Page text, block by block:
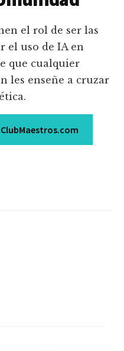
el rol de ser las
el uso de IA en
que cualquier
les enseñe a cruzar